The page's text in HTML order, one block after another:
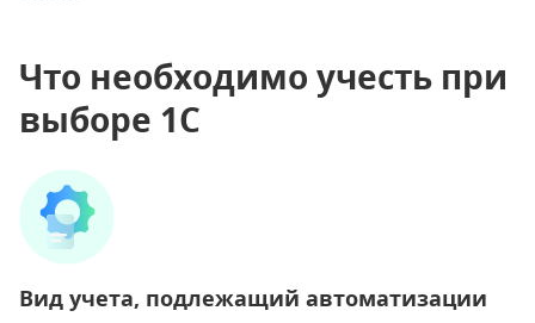
Что необходимо учесть при
выборе 1С
Вид учета, подлежащий автоматизации